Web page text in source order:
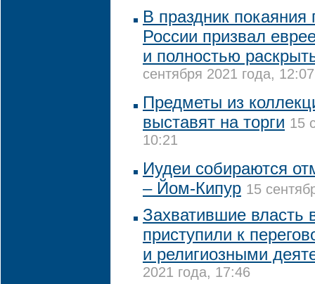
В праздник покаяния
России призвал
и полностью
сентября 2021 года, 12:07
Предметы из
выставят на торги 15
10:21
Иудеи собираются
– Йом-Кипур 15
Захватившие власть
приступили к
и религиозными
2021 года, 17:46